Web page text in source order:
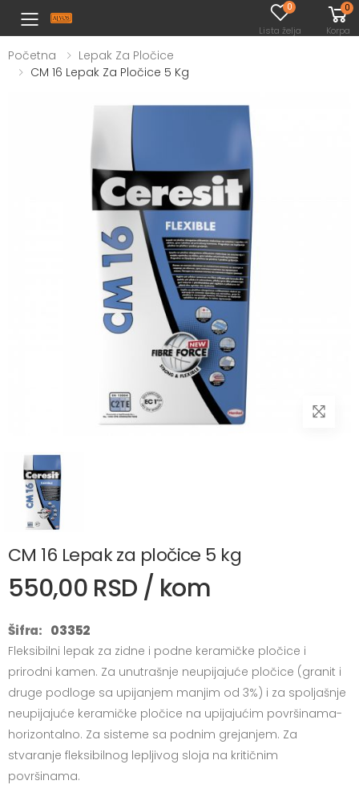
Toggle mobile menu
0
Lista želja
0
Korpa
Početna
Lepak Za Pločice
CM 16 Lepak Za Pločice 5 Kg
CM 16 Lepak za pločice 5 kg
550,00 RSD / kom
Šifra: 03352
Fleksibilni lepak za zidne i podne keramičke pločice i
prirodni kamen. Za unutrašnje neupijajuće pločice (granit i
druge podloge sa upijanjem manjim od 3%) i za spoljašnje
neupijajuće keramičke pločice na upijajućim površinama-
horizontalno. Za sisteme sa podnim grejanjem. Za
stvaranje fleksibilnog lepljivog sloja na kritičnim
površinama.